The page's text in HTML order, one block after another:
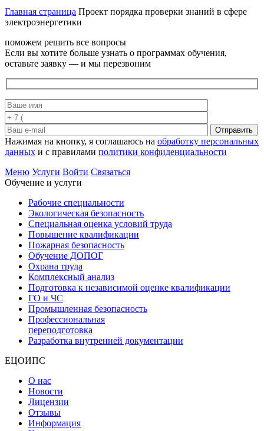
Главная страница Проект порядка проверки знаний в сфере
электроэнергетики
поможем решить все вопросы
Если вы хотите больше узнать о программах обучения,
оставьте заявку — и мы перезвоним
Отправить
Нажимая на кнопку, я соглашаюсь на обработку персональных
данных и с правилами политики конфиденциальности
Меню Услуги Войти Связаться
Обучение и услуги
Рабочие специальности
Экологическая безопасность
Специальная оценка условий труда
Повышение квалификации
Пожарная безопасность
Обучение ДОПОГ
Охрана труда
Комплексный анализ
Подготовка к независимой оценке квалификации
ГО и ЧС
Промышленная безопасность
Профессиональная
переподготовка
Разработка внутренней документации
ЕЦОИПС
О нас
Новости
Лицензии
Отзывы
Информация